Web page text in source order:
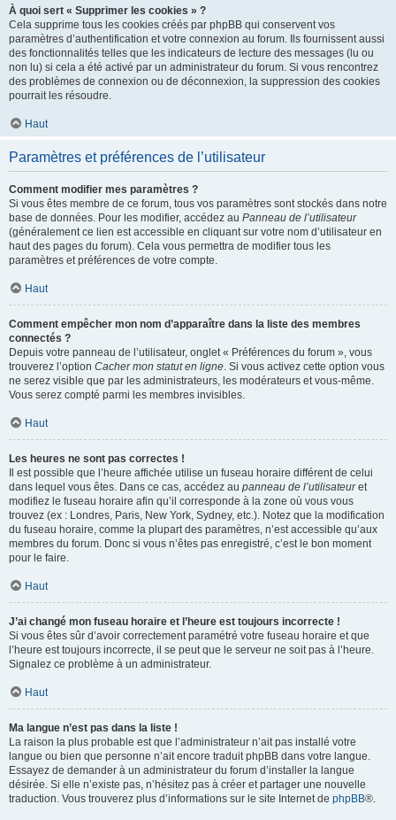
À quoi sert « Supprimer les cookies » ?
Cela supprime tous les cookies créés par phpBB qui conservent vos
paramètres d’authentification et votre connexion au forum. Ils fournissent aussi
des fonctionnalités telles que les indicateurs de lecture des messages (lu ou
non lu) si cela a été activé par un administrateur du forum. Si vous rencontrez
des problèmes de connexion ou de déconnexion, la suppression des cookies
pourrait les résoudre.
Haut
Paramètres et préférences de l’utilisateur
Comment modifier mes paramètres ?
Si vous êtes membre de ce forum, tous vos paramètres sont stockés dans notre
base de données. Pour les modifier, accédez au Panneau de l’utilisateur
(généralement ce lien est accessible en cliquant sur votre nom d’utilisateur en
haut des pages du forum). Cela vous permettra de modifier tous les
paramètres et préférences de votre compte.
Haut
Comment empêcher mon nom d’apparaître dans la liste des membres
connectés ?
Depuis votre panneau de l’utilisateur, onglet « Préférences du forum », vous
trouverez l’option Cacher mon statut en ligne. Si vous activez cette option vous
ne serez visible que par les administrateurs, les modérateurs et vous-même.
Vous serez compté parmi les membres invisibles.
Haut
Les heures ne sont pas correctes !
Il est possible que l’heure affichée utilise un fuseau horaire différent de celui
dans lequel vous êtes. Dans ce cas, accédez au panneau de l’utilisateuret
modifiez le fuseau horaire afin qu’il corresponde à la zone où vous vous
trouvez (ex : Londres, Paris, New York, Sydney, etc.). Notez que la modification
du fuseau horaire, comme la plupart des paramètres, n’est accessible qu’aux
membres du forum. Donc si vous n’êtes pas enregistré, c’est le bon moment
pour le faire.
Haut
J’ai changé mon fuseau horaire et l’heure est toujours incorrecte !
Si vous êtes sûr d’avoir correctement paramétré votre fuseau horaire et que
l’heure est toujours incorrecte, il se peut que le serveur ne soit pas à l’heure.
Signalez ce problème à un administrateur.
Haut
Ma langue n’est pas dans la liste !
La raison la plus probable est que l’administrateur n’ait pas installé votre
langue ou bien que personne n’ait encore traduit phpBB dans votre langue.
Essayez de demander à un administrateur du forum d’installer la langue
désirée. Si elle n’existe pas, n’hésitez pas à créer et partager une nouvelle
traduction. Vous trouverez plus d’informations sur le site Internet de phpBB®.